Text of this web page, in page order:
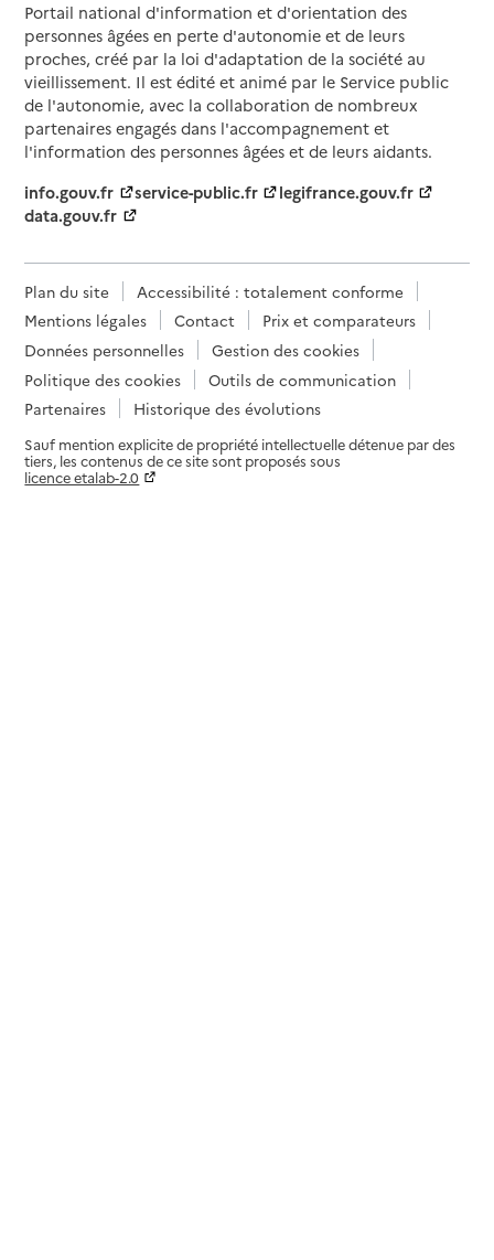
Portail national d'information et d'orientation des
personnes âgées en perte d'autonomie et de leurs
proches, créé par la loi d'adaptation de la société au
vieillissement. Il est édité et animé par le Service public
de l'autonomie, avec la collaboration de nombreux
partenaires engagés dans l'accompagnement et
l'information des personnes âgées et de leurs aidants.
info.gouv.fr
service-public.fr
legifrance.gouv.fr
data.gouv.fr
Plan du site
Accessibilité : totalement conforme
Mentions légales
Contact
Prix et comparateurs
Données personnelles
Gestion des cookies
Politique des cookies
Outils de communication
Partenaires
Historique des évolutions
Sauf mention explicite de propriété intellectuelle détenue par des
tiers, les contenus de ce site sont proposés sous
licence etalab-2.0